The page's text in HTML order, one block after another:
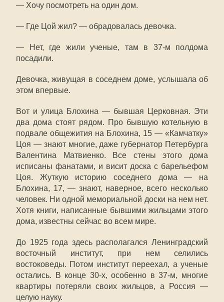
— Хочу посмотреть на один дом.
— Где Цой жил? — обрадовалась девочка.
— Нет, где жили ученые, там в 37-м полдома
посадили.
Девочка, живущая в соседнем доме, услышала об
этом впервые.
Вот и улица Блохина — бывшая Церковная. Эти
два дома стоят рядом. Про бывшую котельную в
подвале общежития на Блохина, 15 — «Камчатку»
Цоя — знают многие, даже губернатор Петербурга
Валентина Матвиенко. Все стены этого дома
исписаны фанатами, и висит доска с барельефом
Цоя. Жуткую историю соседнего дома — на
Блохина, 17, — знают, наверное, всего несколько
человек. Ни одной мемориальной доски на нем нет.
Хотя книги, написанные бывшими жильцами этого
дома, известны сейчас во всем мире.
До 1925 года здесь располагался Ленинградский
восточный институт, при нем селились
востоковеды. Потом институт переехал, а ученые
остались. В конце 30-х, особенно в 37-м, многие
квартиры потеряли своих жильцов, а Россия —
целую науку.